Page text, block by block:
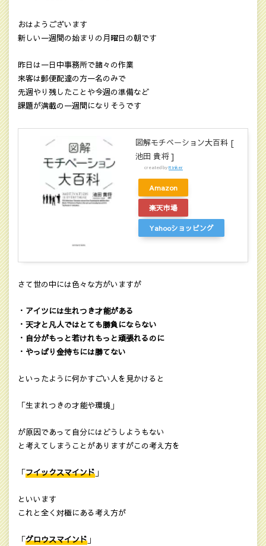
おはようございます
新しい一週間の始まりの月曜日の朝です
昨日は一日中事務所で諸々の作業
来客は郵便配達の方一名のみで
先週やり残したことや今週の準備など
課題が満載の一週間になりそうです
図解モチベーション大百科 [
池田 貴将 ]
created byRinker
Amazon
楽天市場
Yahooショッピング
さて世の中には色々な方がいますが
・アイツには生れつき才能がある
・天才と凡人ではとても勝負にならない
・自分がもっと若けれもっと頑張れるのに
・やっぱり金持ちには勝てない
といったように何かすごい人を見かけると
「生まれつきの才能や環境」
が原因であって自分にはどうしようもない
と考えてしまうことがありますがこの考え方を
「フイックスマインド 」
といいます
これと全く対極にある考え方が
「グロウスマインド 」